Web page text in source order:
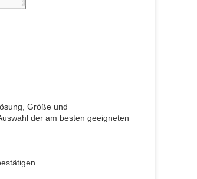
Größe und
der am besten geeigneten